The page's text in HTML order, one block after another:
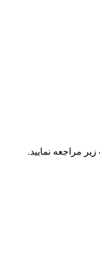
مراجعه نمایید.